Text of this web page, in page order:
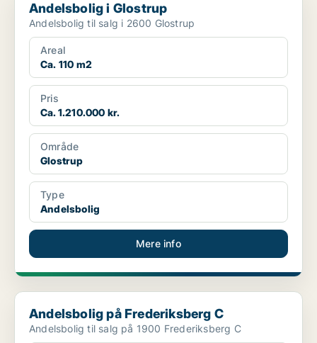
Andelsbolig i Glostrup
Andelsbolig til salg i 2600 Glostrup
Areal
Ca. 110 m2
Pris
Ca. 1.210.000 kr.
Område
Glostrup
Type
Andelsbolig
Mere info
Andelsbolig på Frederiksberg C
Andelsbolig på Frederiksberg C
Andelsbolig til salg på 1900 Frederiksberg C